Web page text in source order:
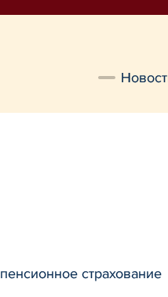
страхование